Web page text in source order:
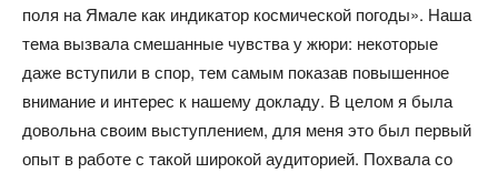
поля на Ямале как индикатор космической погоды». Наша
тема вызвала смешанные чувства у жюри: некоторые
даже вступили в спор, тем самым показав повышенное
внимание и интерес к нашему докладу. В целом я была
довольна своим выступлением, для меня это был первый
опыт в работе с такой широкой аудиторией. Похвала со